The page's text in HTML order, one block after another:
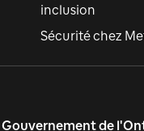
inclusion
Sécurité chez
Gouvernement de